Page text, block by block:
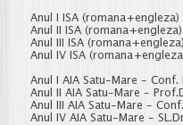
Anul I ISA (romana+engleza)
Anul II ISA
Anul III ISA
Anul IV ISA
Anul I AIA Satu-Mare - Conf.
Anul II AIA Satu-Mare -
Anul III AIA Satu-Mare -
Anul IV AIA Satu-Mare -